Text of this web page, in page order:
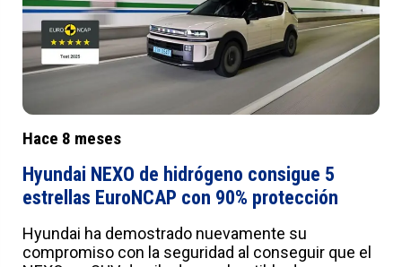
Hace 8 meses
Hyundai NEXO de hidrógeno consigue 5
estrellas EuroNCAP con 90% protección
Hyundai ha demostrado nuevamente su
compromiso con la seguridad al conseguir que el